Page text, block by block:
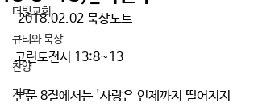
더빛교회
큐티와 묵상
찬양
기도
2018.02.02 묵상노트
고린도전서 13:8~13
본문 8절에서는 '사랑은 언제까지 떨어지지